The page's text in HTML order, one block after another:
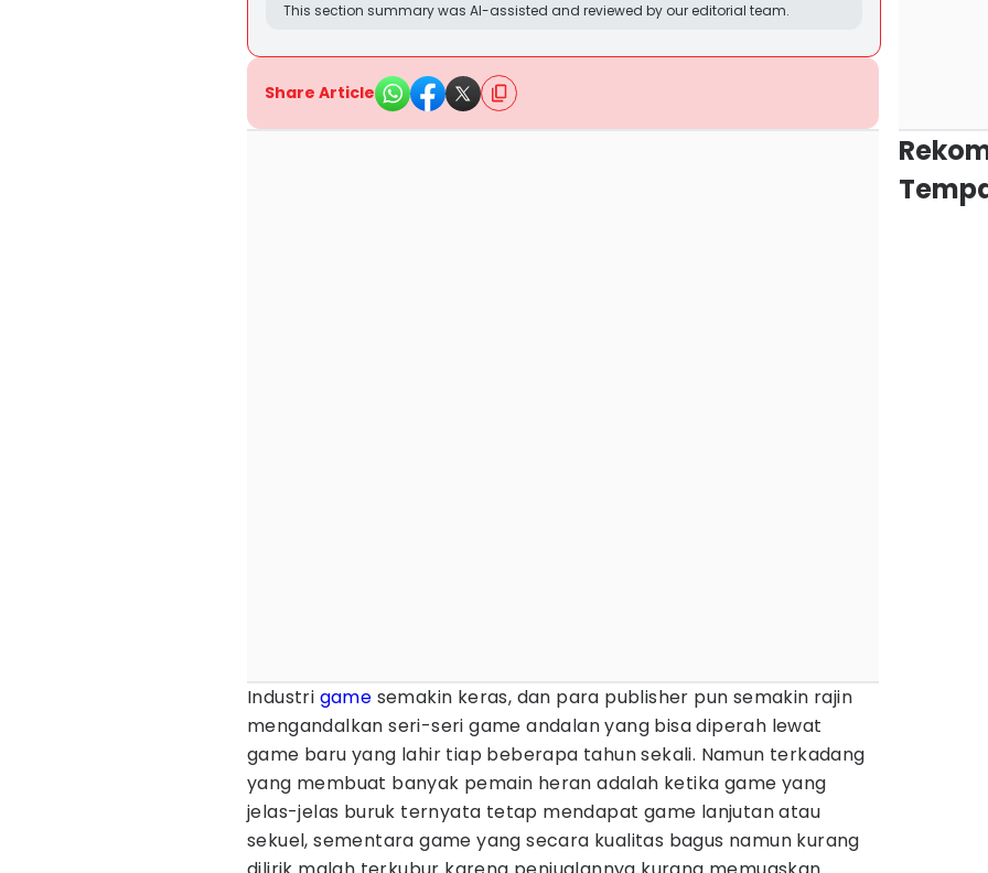
This section summary was AI-assisted and reviewed by our editorial team.
Share Article
Industri game semakin keras, dan para publisher pun semakin rajin
mengandalkan seri-seri game andalan yang bisa diperah lewat
game baru yang lahir tiap beberapa tahun sekali. Namun terkadang
yang membuat banyak pemain heran adalah ketika game yang
jelas-jelas buruk ternyata tetap mendapat game lanjutan atau
sekuel, sementara game yang secara kualitas bagus namun kurang